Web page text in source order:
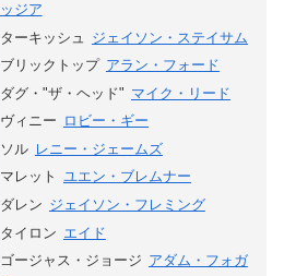
ッジア
ターキッシュ
ジェイソン・ステイサム
ブリックトップ アラン・フォード
ダグ・"ザ・ヘッド" マイク・リード
ヴィニー ロビー・ギー
ソル レニー・ジェームズ
マレット ユエン・ブレムナー
ダレン ジェイソン・フレミング
タイロン エイド
ゴージャス・ジョージ アダム・フォガ